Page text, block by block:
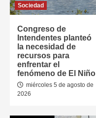
Sociedad
Congreso de
Intendentes planteó
la necesidad de
recursos para
enfrentar el
fenómeno de El Niño
miércoles 5 de agosto de
2026